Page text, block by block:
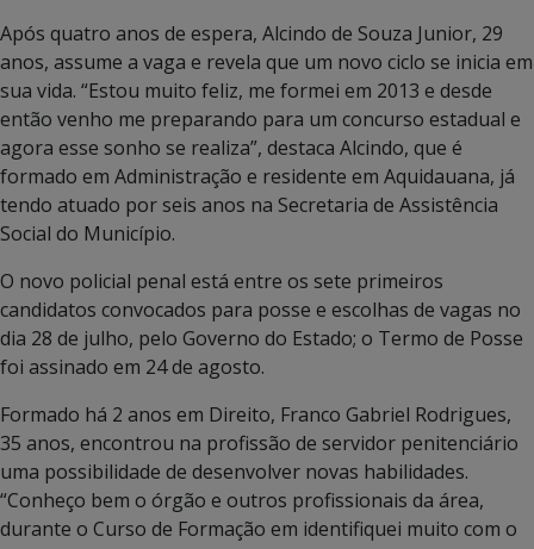
Após quatro anos de espera, Alcindo de Souza Junior, 29
anos, assume a vaga e revela que um novo ciclo se inicia em
sua vida. “Estou muito feliz, me formei em 2013 e desde
então venho me preparando para um concurso estadual e
agora esse sonho se realiza”, destaca Alcindo, que é
formado em Administração e residente em Aquidauana, já
tendo atuado por seis anos na Secretaria de Assistência
Social do Município.
O novo policial penal está entre os sete primeiros
candidatos convocados para posse e escolhas de vagas no
dia 28 de julho, pelo Governo do Estado; o Termo de Posse
foi assinado em 24 de agosto.
Formado há 2 anos em Direito, Franco Gabriel Rodrigues,
35 anos, encontrou na profissão de servidor penitenciário
uma possibilidade de desenvolver novas habilidades.
“Conheço bem o órgão e outros profissionais da área,
durante o Curso de Formação em identifiquei muito com o